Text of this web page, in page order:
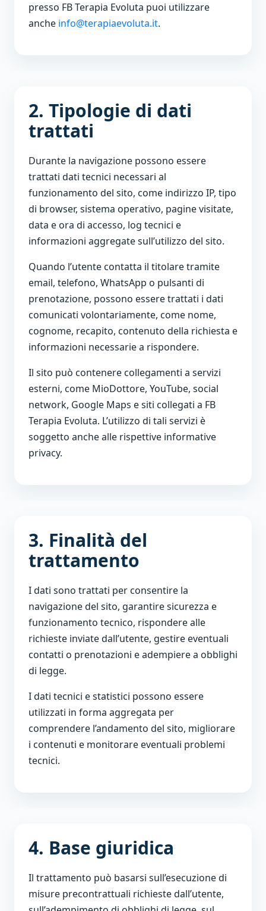
presso FB Terapia Evoluta puoi utilizzare
anche info@terapiaevoluta.it.
2. Tipologie di dati
trattati
Durante la navigazione possono essere
trattati dati tecnici necessari al
funzionamento del sito, come indirizzo IP, tipo
di browser, sistema operativo, pagine visitate,
data e ora di accesso, log tecnici e
informazioni aggregate sull’utilizzo del sito.
Quando l’utente contatta il titolare tramite
email, telefono, WhatsApp o pulsanti di
prenotazione, possono essere trattati i dati
comunicati volontariamente, come nome,
cognome, recapito, contenuto della richiesta e
informazioni necessarie a rispondere.
Il sito può contenere collegamenti a servizi
esterni, come MioDottore, YouTube, social
network, Google Maps e siti collegati a FB
Terapia Evoluta. L’utilizzo di tali servizi è
soggetto anche alle rispettive informative
privacy.
3. Finalità del
trattamento
I dati sono trattati per consentire la
navigazione del sito, garantire sicurezza e
funzionamento tecnico, rispondere alle
richieste inviate dall’utente, gestire eventuali
contatti o prenotazioni e adempiere a obblighi
di legge.
I dati tecnici e statistici possono essere
utilizzati in forma aggregata per
comprendere l’andamento del sito, migliorare
i contenuti e monitorare eventuali problemi
tecnici.
4. Base giuridica
Il trattamento può basarsi sull’esecuzione di
misure precontrattuali richieste dall’utente,